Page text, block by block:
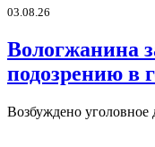
03.08.26
Вологжанина
подозрению в
Возбуждено уголовное